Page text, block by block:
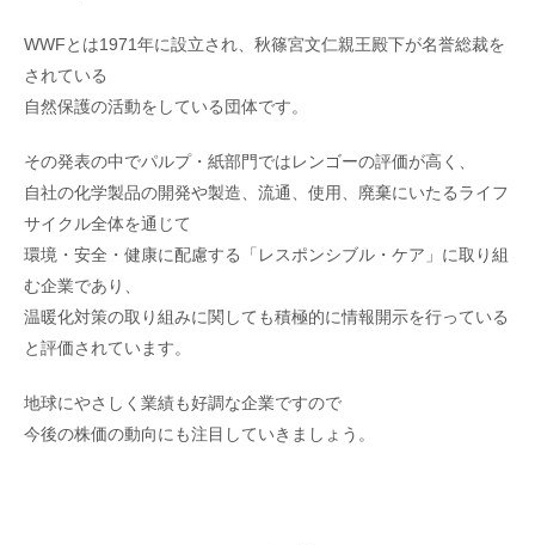
WWFとは1971年に設立され、秋篠宮文仁親王殿下が名誉総裁を
されている
自然保護の活動をしている団体です。
その発表の中でパルプ・紙部門ではレンゴーの評価が高く、
自社の化学製品の開発や製造、流通、使用、廃棄にいたるライフ
サイクル全体を通じて
環境・安全・健康に配慮する「レスポンシブル・ケア」に取り組
む企業であり、
温暖化対策の取り組みに関しても積極的に情報開示を行っている
と評価されています。
地球にやさしく業績も好調な企業ですので
今後の株価の動向にも注目していきましょう。